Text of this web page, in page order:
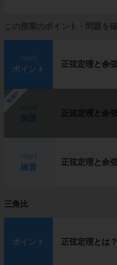
この授業のポイント・問題を
ポイント
正弦定理と余
勉強中
正弦定理と余
練習
正弦定理と余
三角比
ポイント 正弦定理とは？